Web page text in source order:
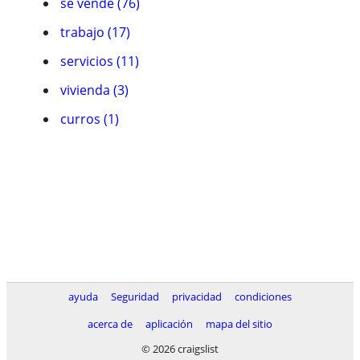
trabajo (17)
servicios (11)
vivienda (3)
curros (1)
ayuda Seguridad privacidad
condiciones
acerca de
aplicación
mapa del sitio
© 2026 craigslist